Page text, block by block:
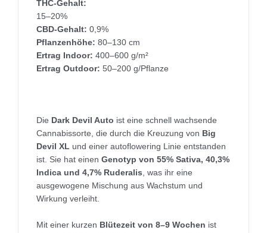
THC-Gehalt:
15–20%
CBD-Gehalt: 0,9%
Pflanzenhöhe: 80–130 cm
Ertrag Indoor: 400–600 g/m²
Ertrag Outdoor: 50–200 g/Pflanze
Die Dark Devil Auto ist eine schnell wachsende
Cannabissorte, die durch die Kreuzung von Big
Devil XL und einer autoflowering Linie entstanden
ist. Sie hat einen Genotyp von 55% Sativa, 40,3%
Indica und 4,7% Ruderalis, was ihr eine
ausgewogene Mischung aus Wachstum und
Wirkung verleiht.
Mit einer kurzen Blütezeit von 8–9 Wochen ist